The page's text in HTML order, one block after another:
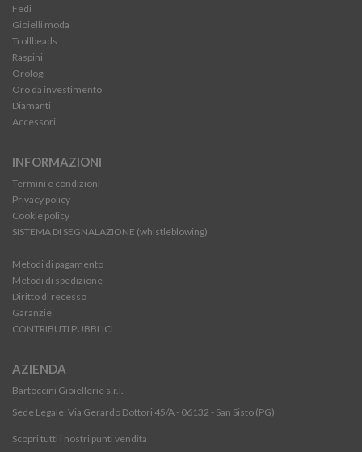
Fedi
Gioielli moda
Trollbeads
Raspini
Orologi
Oro da investimento
Diamanti
Accessori
INFORMAZIONI
Termini e condizioni
Privacy policy
Cookie policy
SISTEMA DI SEGNALAZIONE (whistleblowing)
Metodi di pagamento
Metodi di spedizione
Diritto di recesso
Garanzie
CONTRIBUTI PUBBLICI
AZIENDA
Bartoccini Gioiellerie s.r.l.
Sede Legale: Via Gerardo Dottori 45/A - 06132 - San Sisto (PG)
Scopri tutti i nostri punti vendita